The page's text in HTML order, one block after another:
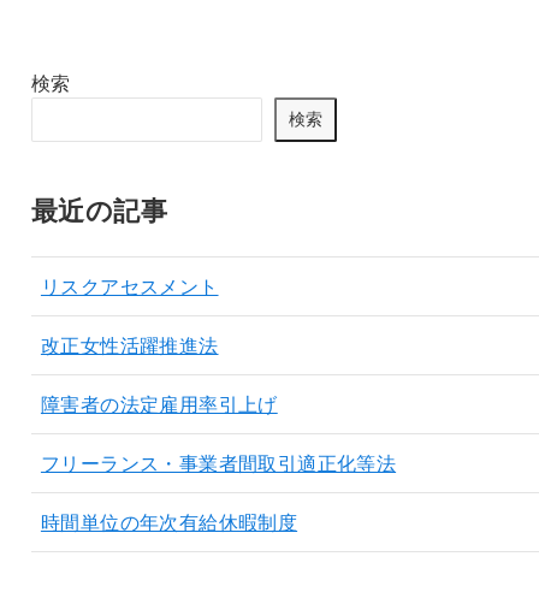
検索
検索
最近の記事
リスクアセスメント
改正女性活躍推進法
障害者の法定雇用率引上げ
フリーランス・事業者間取引適正化等法
時間単位の年次有給休暇制度